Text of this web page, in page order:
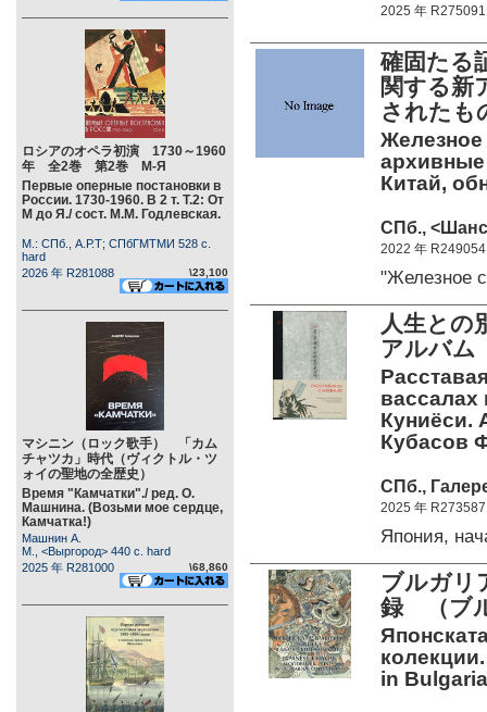
ロシアのオペラ初演 1730～1960
年 全2巻 第2巻 М-Я
Первые оперные постановки в
России. 1730-1960. В 2 т. Т.2: От
М до Я./ сост. М.М. Годлевская.
М.: СПб., А.Р.Т; СПбГМТМИ 528 c.
hard
2026 年 R281088
\23,100
マシニン（ロック歌手） 「カム
チャツカ」時代（ヴィクトル・ツ
ォイの聖地の全歴史）
Время "Камчатки"./ ред. О.
Машнина. (Возьми мое сердце,
Камчатка!)
Машнин А.
М., <Выргород> 440 c. hard
2025 年 R281000
\68,860
2025 年 R275091
確固たる
関する新
されたも
Железное
Китай,
СПб.,
2022 年 R249054
"Железное
人生と
アルバム
Куниёси.
Кубасов
СПб.,
2025 年 R273587
Япония,
ブルガリ
録 （ブ
in